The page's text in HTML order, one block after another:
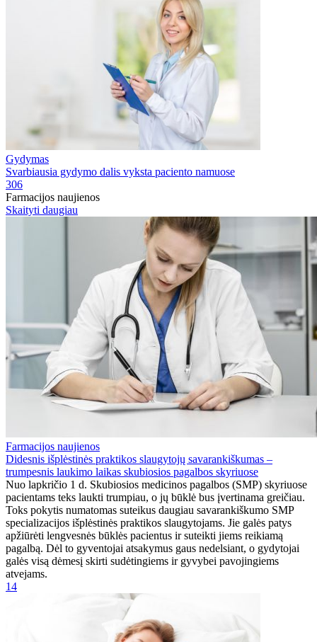
Gydymas
Svarbiausia gydymo dalis vyksta paciento namuose
306
Farmacijos naujienos
Skaityti daugiau
Farmacijos naujienos
Didesnis išplėstinės praktikos slaugytojų savarankiškumas –
trumpesnis laukimo laikas skubiosios pagalbos skyriuose
Nuo lapkričio 1 d. Skubiosios medicinos pagalbos (SMP) skyriuose
pacientams teks laukti trumpiau, o jų būklė bus įvertinama greičiau.
Toks pokytis numatomas suteikus daugiau savarankiškumo SMP
specializacijos išplėstinės praktikos slaugytojams. Jie galės patys
apžiūrėti lengvesnės būklės pacientus ir suteikti jiems reikiamą
pagalbą. Dėl to gyventojai atsakymus gaus nedelsiant, o gydytojai
galės visą dėmesį skirti sudėtingiems ir gyvybei pavojingiems
atvejams.
14